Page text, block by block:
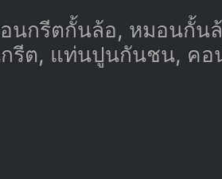
นกรีตกั้นล้อ, หมอนกั้
ต, แท่นปูนกันชน, คอ